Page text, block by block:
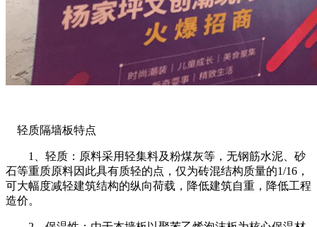
轻质隔墙板特点
1、轻质：原料采用轻集料及粉煤灰等，无钢筋水泥、砂
石等重质原料因此具有质轻的点，仅为砖混结构质量的1/16，
可大幅度减轻建筑结构的纵向荷载，降低建筑自重，降低工程
造价。